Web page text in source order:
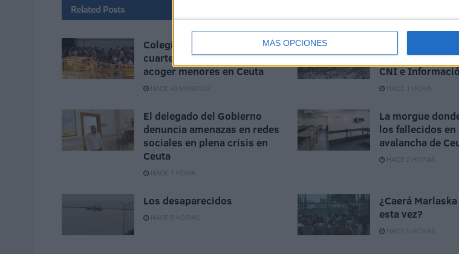
MÁS OPCIONES
Related Posts
Colegios en vez de
cuarteles, la solución para
acoger menores en Ceuta
HACE 43 MINUTOS
Marlaska
tras dejar en
CNI e
HACE 1 HORA
El delegado del Gobierno
denuncia amenazas en redes
sociales en plena crisis en
Ceuta
HACE 1 HORA
La morgue
los fallecidos en
avalancha de
HACE 2 HORAS
Los desaparecidos
HACE 5 HORAS
¿Caerá
esta vez?
HACE 5 HORAS